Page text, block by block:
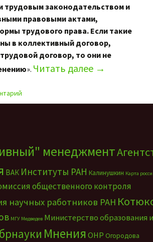
трудовым законодательством и
правовыми актами,
трудового права. Если такие
в коллективный договор,
договор, то они не
». Читать далее →
менеджмент
ВАК Институты РАН Калинушкин Карта
общественного контроля
научных работников РАН
МГУ Медведев Министерство образования и
Мнения ОНР Огородова